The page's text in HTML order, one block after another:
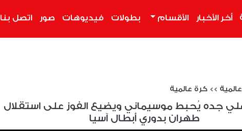
أخر الأخبار الأقسام بطولات فيديوهات صور اتصل بنا
>> كرة عالمية
جده يُحبط موسيماني ويضيع الفوز على استقلال
طهران بدوري أبطال آسيا